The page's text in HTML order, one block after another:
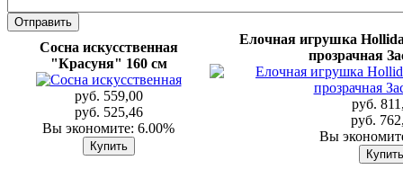
Сосна искусственная
"Красуня" 160 см
руб. 559,00
руб. 525,46
Вы экономите: 6.00%
Елочная игрушка
прозрачная
руб.
руб.
Вы